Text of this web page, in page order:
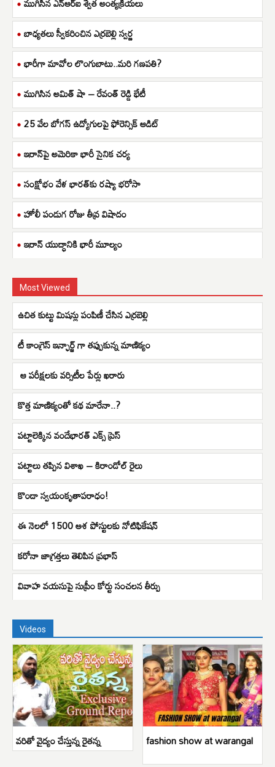
బాధ్యతలు స్వీకరించిన ఎర్రబెల్లి స్వర్ణ
భారీగా మావోల లొంగుబాటు..మరి గణపతి?
ముగిసిన అమిత్ షా – రేవంత్ రెడ్డి భేటీ
25 వేల బోగస్ ఉద్యోగులపై ఫోరెన్సిక్ ఆడిట్
ఇరాన్‌పై అమెరికా భారీ సైనిక చర్య
సంక్షోభం వేళ భారత్‌కు రష్యా భరోసా
హోలీ పండుగ రోజు తీవ్ర విషాదం
ఇరాన్ యుద్ధానికి భారీ మూల్యం
Most Viewed
ఉచిత కుట్టు మిషన్లు పంపిణీ చేసిన ఎర్రబెల్లి
టీ కాంగ్రెస్ ఇన్ఛార్జ్ గా తప్పుకున్న మాణిక్యం
ఆ పరీక్షలకు వర్సిటీల పేర్లు ఖరారు
కొత్త మాణిక్యంతో కథ మారేనా..?
పట్టాలెక్కిన వందేభారత్ ఎక్స్ ప్రెస్
పట్టాలు తప్పిన విశాఖ – కిరాండోల్ రైలు
కొండా స్వయంకృతాపరాధం!
ఈ నెలలో 1500 ఆశ పోస్టులకు నోటిఫికేషన్
కరోనా జాగ్రత్తలు తెలిపిన ప్రభాస్
వివాహ వయసుపై సుప్రీం కోర్టు సంచలన తీర్పు
Videos
వరితో వైద్యం చేస్తున్న రైతన్న fashion show at warangal